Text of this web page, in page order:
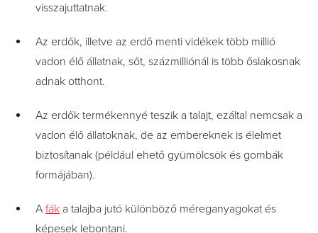
visszajuttatnak.
Az erdők, illetve az erdő menti vidékek több millió
vadon élő állatnak, sőt, százmilliónál is több őslakosnak
adnak otthont.
Az erdők termékennyé teszik a talajt, ezáltal nemcsak a
vadon élő állatoknak, de az embereknek is élelmet
biztosítanak (például ehető gyümölcsök és gombák
formájában).
A fák a talajba jutó különböző méreganyagokat és
képesek lebontani.